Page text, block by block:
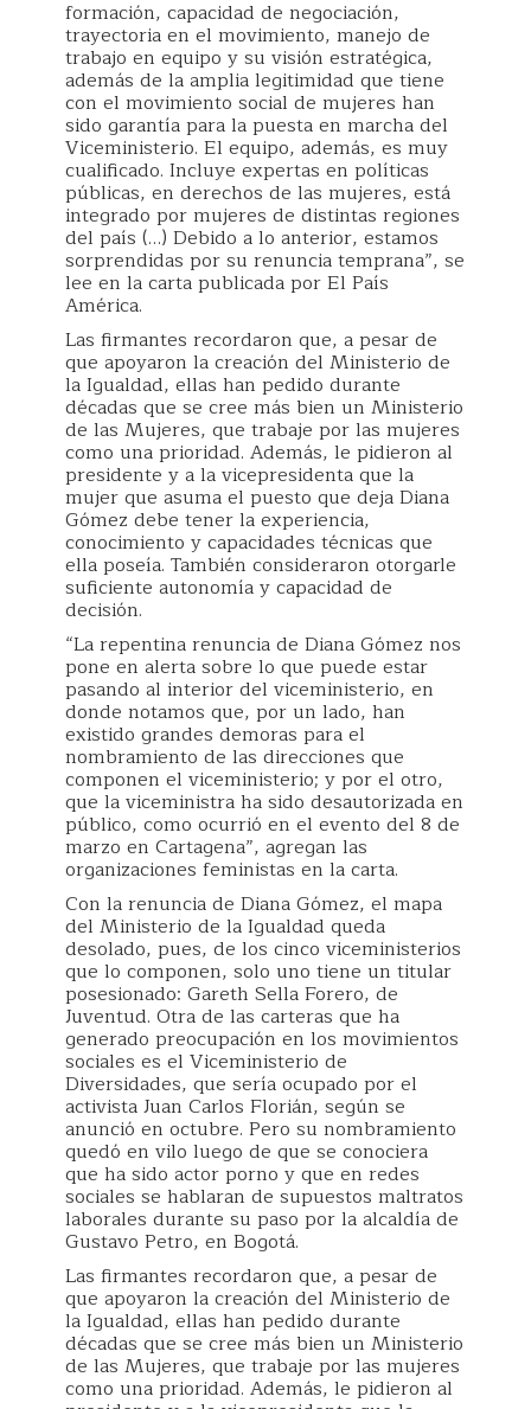
formación, capacidad de negociación,
trayectoria en el movimiento, manejo de
trabajo en equipo y su visión estratégica,
además de la amplia legitimidad que tiene
con el movimiento social de mujeres han
sido garantía para la puesta en marcha del
Viceministerio. El equipo, además, es muy
cualificado. Incluye expertas en políticas
públicas, en derechos de las mujeres, está
integrado por mujeres de distintas regiones
del país (…) Debido a lo anterior, estamos
sorprendidas por su renuncia temprana”, se
lee en la carta publicada por El País
América.
Las firmantes recordaron que, a pesar de
que apoyaron la creación del Ministerio de
la Igualdad, ellas han pedido durante
décadas que se cree más bien un Ministerio
de las Mujeres, que trabaje por las mujeres
como una prioridad. Además, le pidieron al
presidente y a la vicepresidenta que la
mujer que asuma el puesto que deja Diana
Gómez debe tener la experiencia,
conocimiento y capacidades técnicas que
ella poseía. También consideraron otorgarle
suficiente autonomía y capacidad de
decisión.
“La repentina renuncia de Diana Gómez nos
pone en alerta sobre lo que puede estar
pasando al interior del viceministerio, en
donde notamos que, por un lado, han
existido grandes demoras para el
nombramiento de las direcciones que
componen el viceministerio; y por el otro,
que la viceministra ha sido desautorizada en
público, como ocurrió en el evento del 8 de
marzo en Cartagena”, agregan las
organizaciones feministas en la carta.
Con la renuncia de Diana Gómez, el mapa
del Ministerio de la Igualdad queda
desolado, pues, de los cinco viceministerios
que lo componen, solo uno tiene un titular
posesionado: Gareth Sella Forero, de
Juventud. Otra de las carteras que ha
generado preocupación en los movimientos
sociales es el Viceministerio de
Diversidades, que sería ocupado por el
activista Juan Carlos Florián, según se
anunció en octubre. Pero su nombramiento
quedó en vilo luego de que se conociera
que ha sido actor porno y que en redes
sociales se hablaran de supuestos maltratos
laborales durante su paso por la alcaldía de
Gustavo Petro, en Bogotá.
Las firmantes recordaron que, a pesar de
que apoyaron la creación del Ministerio de
la Igualdad, ellas han pedido durante
décadas que se cree más bien un Ministerio
de las Mujeres, que trabaje por las mujeres
como una prioridad. Además, le pidieron al